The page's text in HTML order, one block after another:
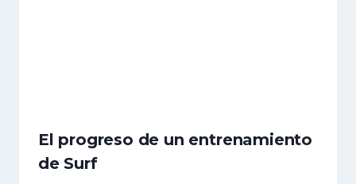
El progreso de un entrenamiento
de Surf